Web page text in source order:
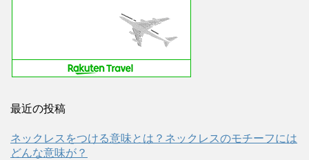
最近の投稿
ネックレスをつける意味とは？ネックレスのモチーフには
どんな意味が？